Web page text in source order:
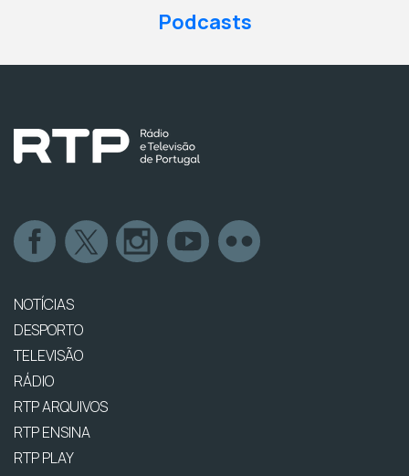
Podcasts
NOTÍCIAS
DESPORTO
TELEVISÃO
RÁDIO
RTP ARQUIVOS
RTP ENSINA
RTP PLAY